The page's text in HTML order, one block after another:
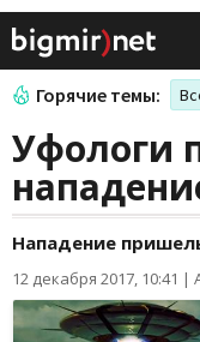
Горячие темы:
Уфологи
Нападение
12 декабря 2017, 10:41 |